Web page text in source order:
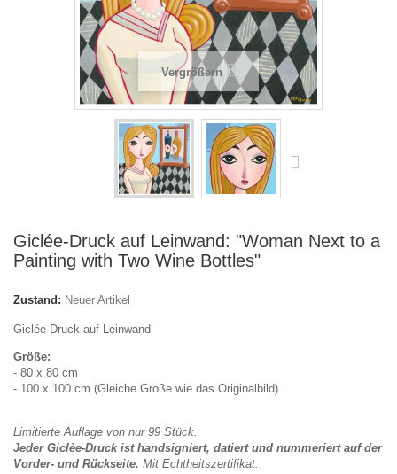
Vergrößern
Giclée-Druck auf Leinwand: "Woman Next to a
Painting with Two Wine Bottles"
Zustand: Neuer Artikel
Giclée-Druck auf Leinwand
Größe:
- 80 x 80 cm
- 100 x 100 cm (Gleiche Größe wie das Originalbild)
Limitierte Auflage von nur 99 Stück.
Jeder Giclèe-Druck ist handsigniert, datiert und nummeriert auf der
Vorder- und Rückseite. Mit Echtheitszertifikat.